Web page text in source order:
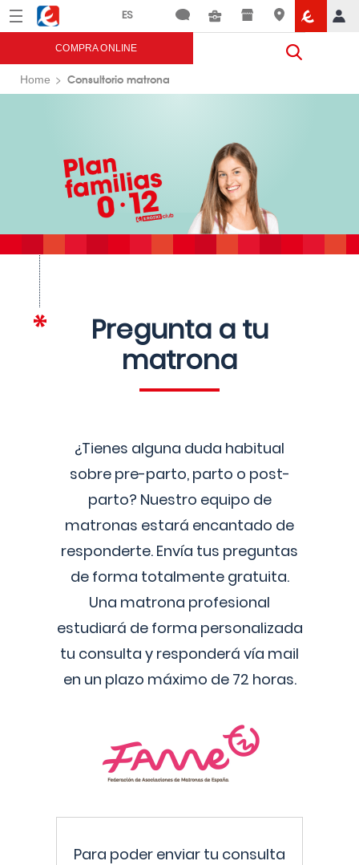
Menú Eroski
COMPRA ONLINE
Home Consultorio matrona
Pregunta a tu
matrona
¿Tienes alguna duda habitual
sobre pre-parto, parto o post-
parto? Nuestro equipo de
matronas estará encantado de
responderte. Envía tus preguntas
de forma totalmente gratuita.
Una matrona profesional
estudiará de forma personalizada
tu consulta y responderá vía mail
en un plazo máximo de 72 horas.
Para poder enviar tu consulta